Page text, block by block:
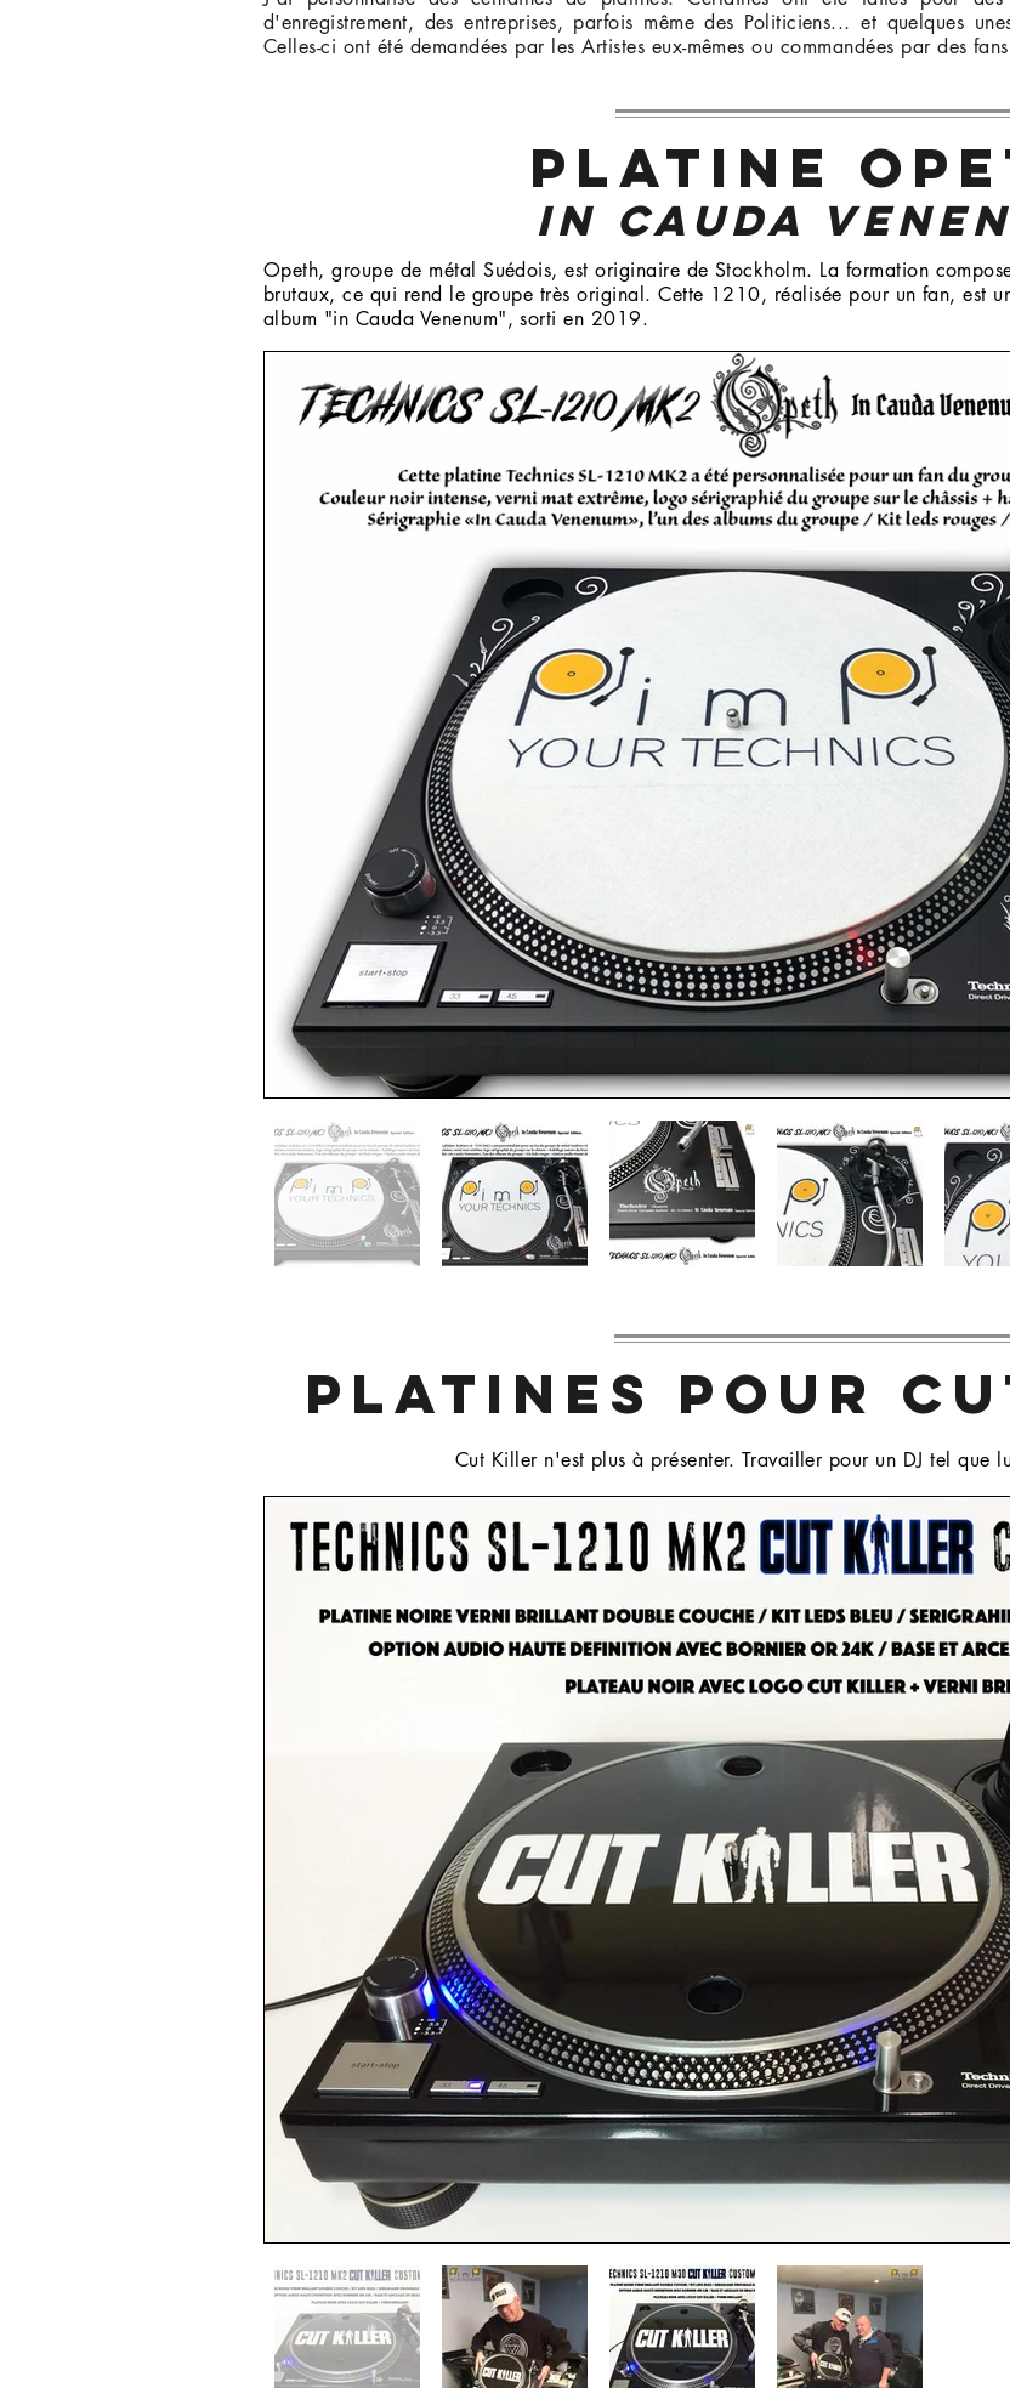
d'enregistrement, des entreprises, parfois même des Politiciens... et quelques
Celles-ci ont été demandées par les Artistes eux-mêmes ou commandées par des
PLATINE
In Cauda
Opeth, groupe de métal Suédois, est originaire de Stockholm. La formation
brutaux, ce qui rend le groupe très original. Cette 1210, réalisée pour un fan, est
album "in Cauda Venenum", sorti en 2019.
PLATINES POUR
Cut Killer n'est plus à présenter. Travailler pour un DJ tel que